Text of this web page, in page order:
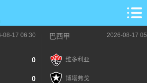
08-17 06:30
0
0
巴西甲 2026-08-17
维多利亚
博塔弗戈